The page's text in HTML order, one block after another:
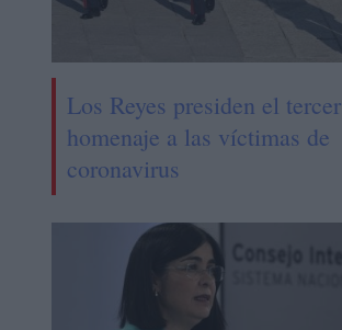
Los Reyes presiden el tercer
homenaje a las víctimas de
coronavirus